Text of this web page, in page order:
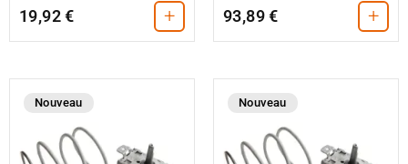
19,92 € + 93,89 € +
Nouveau Nouveau